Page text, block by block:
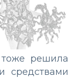
решила
средствами